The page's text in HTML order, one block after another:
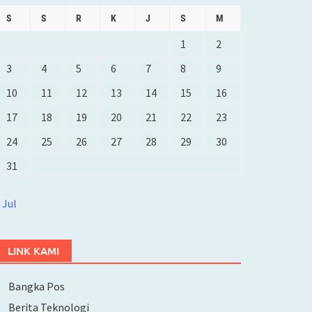
S S R K J S M
1
2
3
4 5 6 7 8
9
10
11 12 13 14 15
16
17
18 19 20 21 22
23
24
25 26 27 28 29
30
31
Jul
LINK KAMI
Bangka Pos
Berita Teknologi